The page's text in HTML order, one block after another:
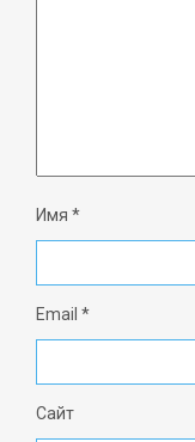
Имя *
Email *
Сайт